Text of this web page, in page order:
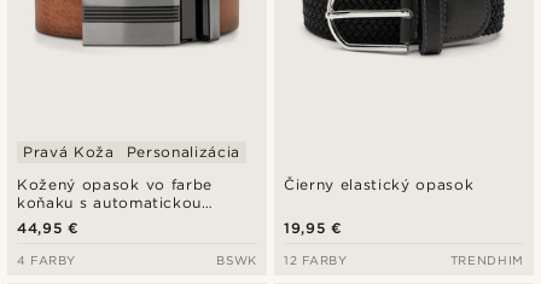
Kožený opasok vo farbe
koňaku s automatickou
prackou
Pravá Koža Personalizácia
44,95 €
4 FARBY BSWK
Čierny elastický opasok
19,95 €
12 FARBY TRENDHIM